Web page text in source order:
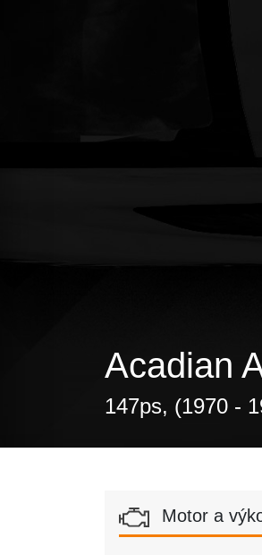
Acadian
147ps, (1970 -
Motor a